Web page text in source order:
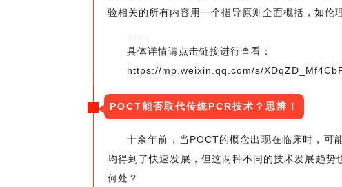
验相关的所有内容用一个指导原则全面概括，如伦
......
具体详情请点击链接进行查看：
https://mp.weixin.qq.com/s/
POCT能否取代传统PCR技术？思辨！
十余年前，当POCT的概念出现在临床时，可
均得到了快速发展，但这两种不同的技术发展趋
何处？